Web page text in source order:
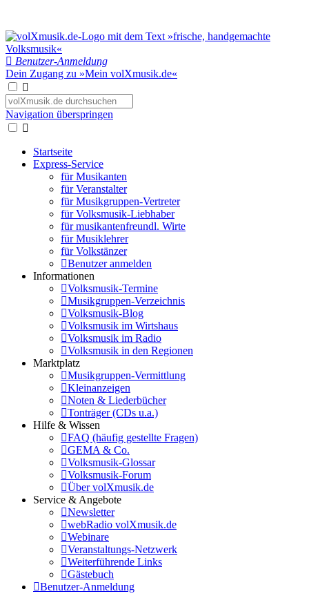
Benutzer-Anmeldung
Dein Zugang zu »Mein volXmusik.de«
Navigation überspringen
Startseite
Express-Service
für Musikanten
für Veranstalter
für Musikgruppen-Vertreter
für Volksmusik-Liebhaber
für musikantenfreundl. Wirte
für Musiklehrer
für Volkstänzer
Benutzer anmelden
Informationen
Volksmusik-Termine
Musikgruppen-Verzeichnis
Volksmusik-Blog
Volksmusik im Wirtshaus
Volksmusik im Radio
Volksmusik in den Regionen
Marktplatz
Musikgruppen-Vermittlung
Kleinanzeigen
Noten & Liederbücher
Tonträger (CDs u.a.)
Hilfe & Wissen
FAQ (häufig gestellte Fragen)
GEMA & Co.
Volksmusik-Glossar
Volksmusik-Forum
Über volXmusik.de
Service & Angebote
Newsletter
webRadio volXmusik.de
Webinare
Veranstaltungs-Netzwerk
Weiterführende Links
Gästebuch
Benutzer-Anmeldung